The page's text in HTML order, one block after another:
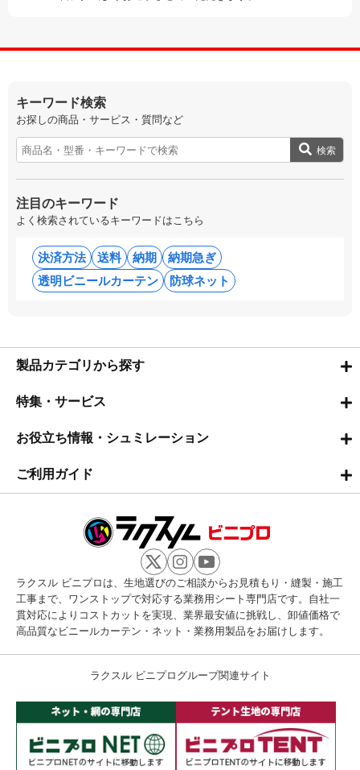
キーワード検索
お探しの商品・サービス・質問など
検索
注目のキーワード
よく検索されているキーワードはこちら
決済方法 送料 納期
納期急ぎ
透明ビニールカーテン
防球ネット
製品カテゴリから探す
特集・サービス
お役立ち情報・シュミレーション
ご利用ガイド
ラクスル ビニプロは、生地選びのご相談からお見積もり・縫製・施工
工事まで、ワンストップで対応する業務用シート専門店です。自社一
貫対応によりコストカットを実現、業界最安値に挑戦し、卸値価格で
高品質なビニールカーテン・ネット・業務用製品をお届けします。
ラクスル ビニプログループ関連サイト